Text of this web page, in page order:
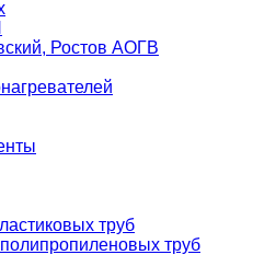
Ростов АОГВ
труб
труб